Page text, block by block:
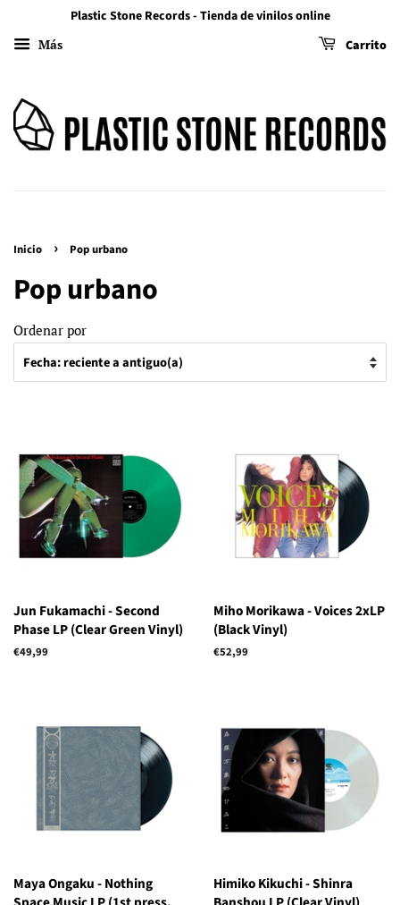
Plastic Stone Records - Tienda de vinilos online
Más Carrito
Inicio › Pop urbano
Pop urbano
Ordenar por
Jun Fukamachi - Second
Phase LP (Clear Green Vinyl)
Precio
€49,99
Miho Morikawa - Voices 2xLP
(Black Vinyl)
Precio
€52,99
Maya Ongaku - Nothing
Himiko Kikuchi - Shinra